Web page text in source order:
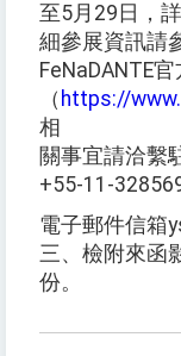
至5月29日，詳
細參展資訊請
FeNaDANTE
（ https://
相
關事宜請洽繫
+55-11-
電子郵件信箱
三、檢附來函
份。